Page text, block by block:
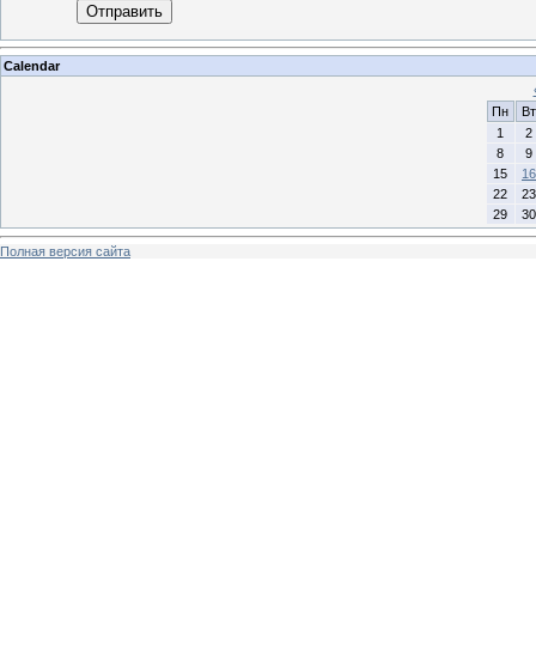
Отправить
Calendar
Пн
Вт
1
2
8
9
15
16
22
23
29
30
Полная версия сайта